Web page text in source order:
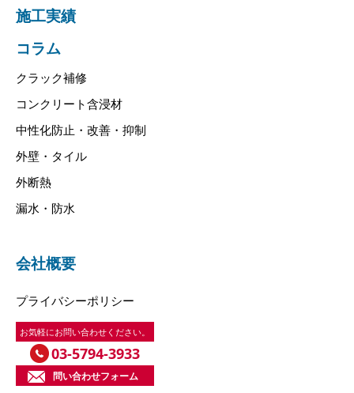
施工実績
コラム
クラック補修
コンクリート含浸材
中性化防止・改善・抑制
外壁・タイル
外断熱
漏水・防水
会社概要
プライバシーポリシー
お気軽にお問い合わせください。
03-5794-3933
問い合わせフォーム